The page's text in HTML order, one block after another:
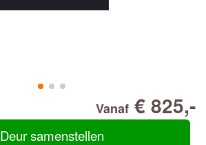
Vanaf € 825,-
Deur samenstellen